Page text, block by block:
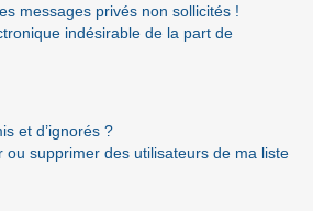
messages privés non sollicités !
indésirable de la part de
et d’ignorés ?
ou supprimer des utilisateurs de ma liste